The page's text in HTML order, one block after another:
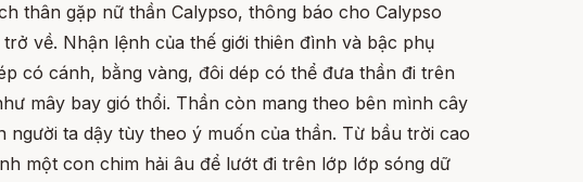
thân gặp nữ thần Calypso, thông báo cho Calypso
về. Nhận lệnh của thế giới thiên đình và bậc phụ
có cánh, bằng vàng, đôi dép có thể đưa thần đi trên
mây bay gió thổi. Thần còn mang theo bên mình cây
ta dậy tùy theo ý muốn của thần. Từ bầu trời cao
một con chim hải âu để lướt đi trên lớp lớp sóng dữ